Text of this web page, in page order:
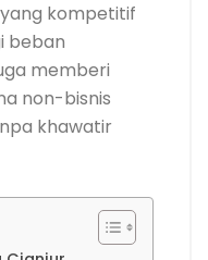
kompetitif
beban
memberi
non-bisnis
khawatir